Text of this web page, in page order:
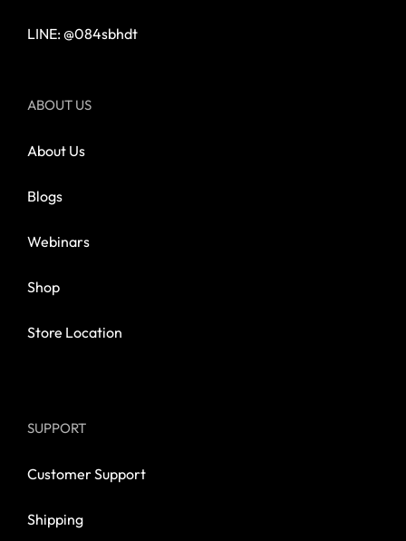
LINE: @084sbhdt
ABOUT US
About Us
Blogs
Webinars
Shop
Store Location
SUPPORT
Customer Support
Shipping